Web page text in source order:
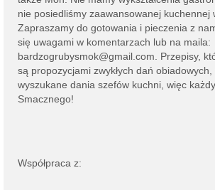
nie posiedliśmy zaawansowanej kuchennej
Zapraszamy do gotowania i pieczenia z
się uwagami w komentarzach lub na maila:
bardzogrubysmok@gmail.com . Przepisy,
są propozycjami zwykłych dań
wyszukane dania szefów kuchni, więc
Smacznego!
Współpraca z: